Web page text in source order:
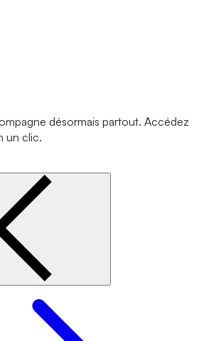
désormais partout. Accédez
un clic.